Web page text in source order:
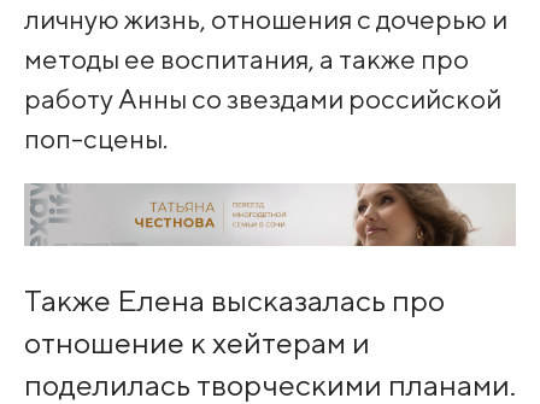
личную жизнь, отношения с дочерью и
методы ее воспитания, а также про
работу Анны со звездами российской
поп-сцены.
Также Елена высказалась про
отношение к хейтерам и
поделилась творческими планами.